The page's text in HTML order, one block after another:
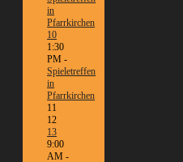
in
Pfarrkirchen
10
1:30
PM -
Spieletreffen
in
Pfarrkirchen
11
12
13
9:00
AM -